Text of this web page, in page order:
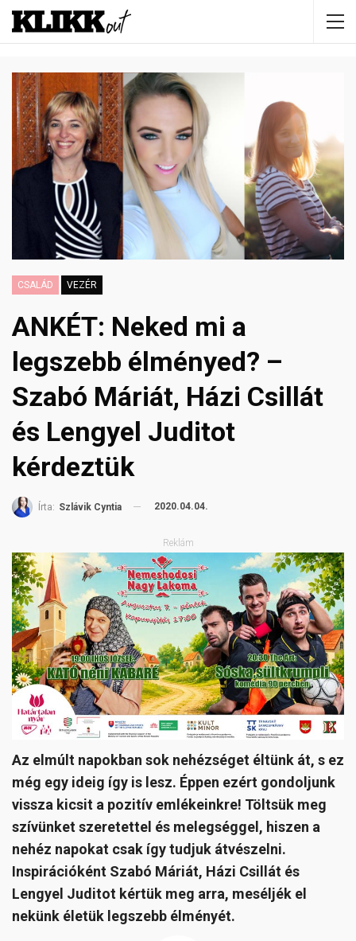
CSALÁD VEZÉR
ANKÉT: Neked mi a
legszebb élményed? –
Szabó Máriát, Házi Csillát
és Lengyel Juditot
kérdeztük
Írta: Szlávik Cyntia 2020.04.04.
Reklám
Az elmúlt napokban sok nehézséget éltünk át, s ez
még egy ideig így is lesz. Éppen ezért gondoljunk
vissza kicsit a pozitív emlékeinkre! Töltsük meg
szívünket szeretettel és melegséggel, hiszen a
nehéz napokat csak így tudjuk átvészelni.
Inspirációként Szabó Máriát, Házi Csillát és
Lengyel Juditot kértük meg arra, meséljék el
nekünk életük legszebb élményét.